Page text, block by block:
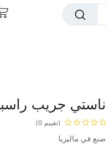
ناستي جريب
(تقييم 0)
صنع في ماليزيا